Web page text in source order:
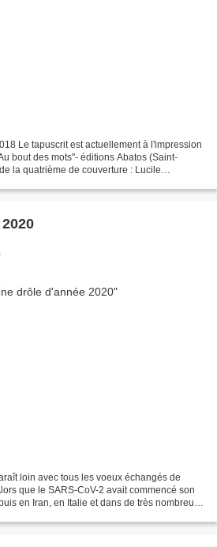
Le tapuscrit est actuellement à l'impression
bout des mots"- éditions Abatos (Saint-
la quatrième de couverture : Lucile
loin avec tous les voeux échangés de
que le SARS-CoV-2 avait commencé son
en Iran, en Italie et dans de très nombreux